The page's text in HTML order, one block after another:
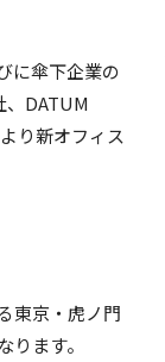
に傘下企業の
DATUM
り新オフィス
東京・虎ノ門
ます。